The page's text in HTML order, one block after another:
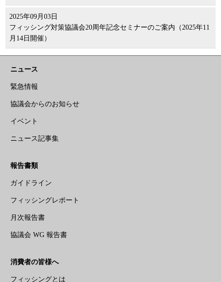
2025年09月03日
フィッシング対策協議会20周年記念セミナーのご案内（2025年11
月14日開催）
ニュース
緊急情報
協議会からのお知らせ
イベント
ニュース記事集
報告書類
ガイドライン
フィッシングレポート
月次報告書
協議会 WG 報告書
消費者の皆様へ
フィッシングとは